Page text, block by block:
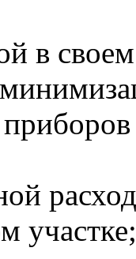
в
участке;